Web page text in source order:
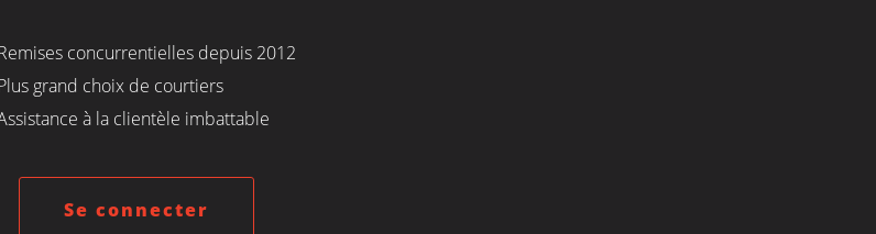
concurrentielles depuis 2012
grand choix de courtiers
à la clientèle imbattable
Se connecter